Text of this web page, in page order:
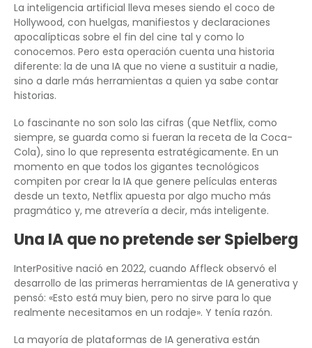
La inteligencia artificial lleva meses siendo el coco de
Hollywood, con huelgas, manifiestos y declaraciones
apocalípticas sobre el fin del cine tal y como lo
conocemos. Pero esta operación cuenta una historia
diferente: la de una IA que no viene a sustituir a nadie,
sino a darle más herramientas a quien ya sabe contar
historias.
Lo fascinante no son solo las cifras (que Netflix, como
siempre, se guarda como si fueran la receta de la Coca-
Cola), sino lo que representa estratégicamente. En un
momento en que todos los gigantes tecnológicos
compiten por crear la IA que genere películas enteras
desde un texto, Netflix apuesta por algo mucho más
pragmático y, me atrevería a decir, más inteligente.
Una IA que no pretende ser Spielberg
InterPositive nació en 2022, cuando Affleck observó el
desarrollo de las primeras herramientas de IA generativa y
pensó: «Esto está muy bien, pero no sirve para lo que
realmente necesitamos en un rodaje». Y tenía razón.
La mayoría de plataformas de IA generativa están